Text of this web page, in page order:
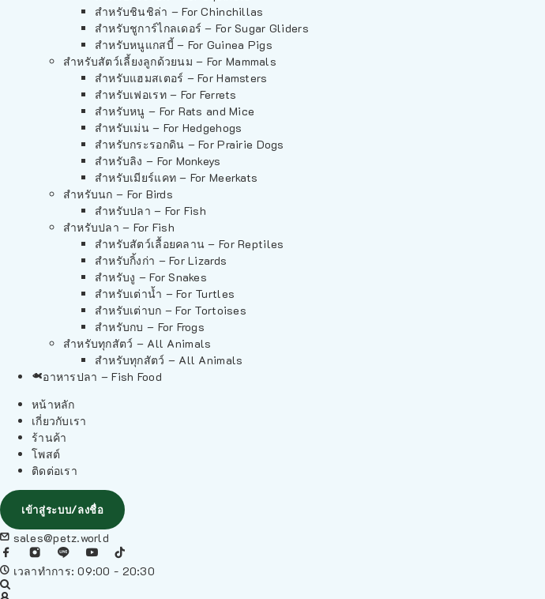
สำหรับชินชิล่า – For Chinchillas
สำหรับชูการ์ไกลเดอร์ – For Sugar Gliders
สำหรับหนูแกสบี้ – For Guinea Pigs
สำหรับสัตว์เลี้ยงลูกด้วยนม – For Mammals
สำหรับแฮมสเตอร์ – For Hamsters
สำหรับเฟอเรท – For Ferrets
สำหรับหนู – For Rats and Mice
สำหรับเม่น – For Hedgehogs
สำหรับกระรอกดิน – For Prairie Dogs
สำหรับลิง – For Monkeys
สำหรับเมียร์แคท – For Meerkats
สำหรับนก – For Birds
สำหรับปลา – For Fish
สำหรับปลา – For Fish
สำหรับสัตว์เลื้อยคลาน – For Reptiles
สำหรับกิ้งก่า – For Lizards
สำหรับงู – For Snakes
สำหรับเต่าน้ำ – For Turtles
สำหรับเต่าบก – For Tortoises
สำหรับกบ – For Frogs
สำหรับทุกสัตว์ – All Animals
สำหรับทุกสัตว์ – All Animals
อาหารปลา – Fish Food
หน้าหลัก
เกี่ยวกับเรา
ร้านค้า
โพสต์
ติดต่อเรา
เข้าสู่ระบบ/ลงชื่อ
sales@petz.world
เวลาทำการ: 09:00 - 20:30